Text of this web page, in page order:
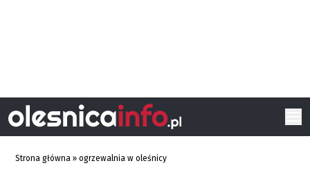
Strona główna »ogrzewalnia w oleśnicy